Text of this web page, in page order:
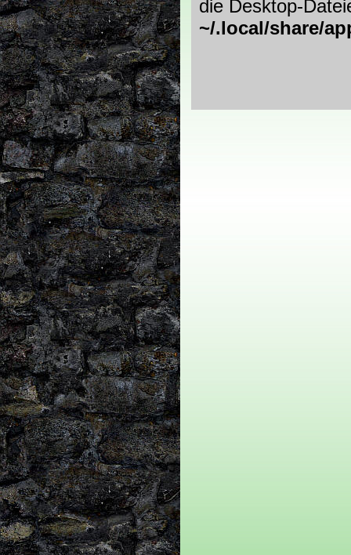
die Desktop-
~/.local/share/